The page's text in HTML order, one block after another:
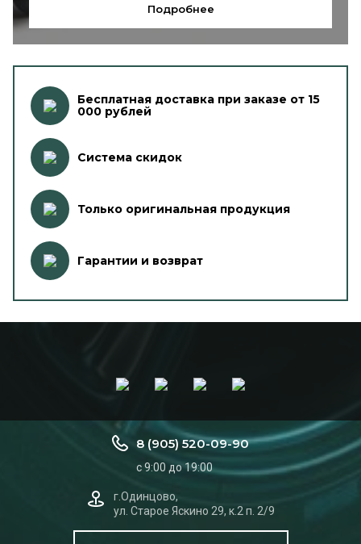
Подробнее
Бесплатная доставка при заказе от 15
000 рублей
Система скидок
Только оригинальная продукция
Гарантии и возврат
8 (905) 520-09-90
с 9:00 до 19:00
г.Одинцово,
ул. Старое Яскино 29, к.2 п. 2/9